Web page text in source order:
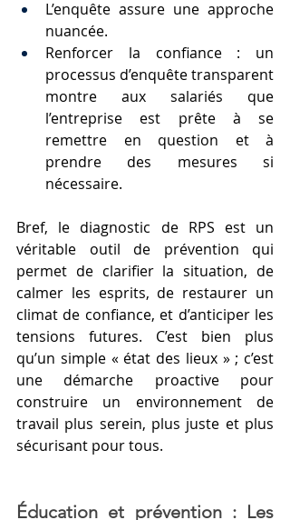
L’enquête assure une approche
nuancée.
Renforcer la confiance : un
processus d’enquête transparent
montre aux salariés que
l’entreprise est prête à se
remettre en question et à
prendre des mesures si
nécessaire.
Bref, le diagnostic de RPS est un
véritable outil de prévention qui
permet de clarifier la situation, de
calmer les esprits, de restaurer un
climat de confiance, et d’anticiper les
tensions futures. C’est bien plus
qu’un simple « état des lieux » ; c’est
une démarche proactive pour
construire un environnement de
travail plus serein, plus juste et plus
sécurisant pour tous.
Éducation et prévention : Les